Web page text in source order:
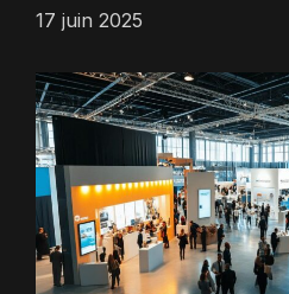
17 juin 2025